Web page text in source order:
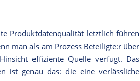
Produktdatenqualität letztlich führen
man als am Prozess Beteiligte:r über
effiziente Quelle verfügt. Das
ist genau das: die eine verlässliche